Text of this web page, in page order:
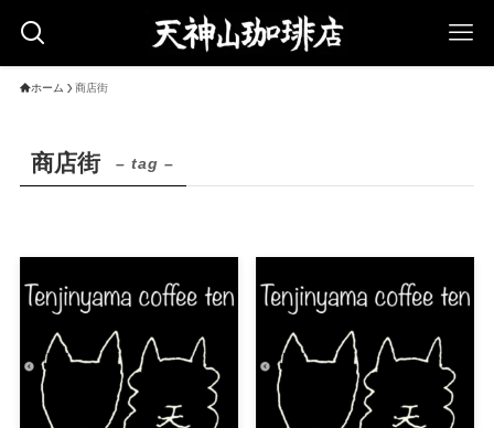
ホーム 商店街
商店街 – tag –